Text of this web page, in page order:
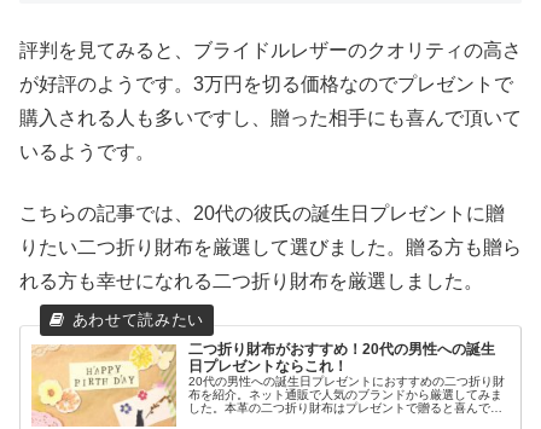
評判を見てみると、ブライドルレザーのクオリティの高さ
が好評のようです。3万円を切る価格なのでプレゼントで
購入される人も多いですし、贈った相手にも喜んで頂いて
いるようです。
こちらの記事では、20代の彼氏の誕生日プレゼントに贈
りたい二つ折り財布を厳選して選びました。贈る方も贈ら
れる方も幸せになれる二つ折り財布を厳選しました。
二つ折り財布がおすすめ！20代の男性への誕生
日プレゼントならこれ！
20代の男性への誕生日プレゼントにおすすめの二つ折り財
布を紹介。ネット通販で人気のブランドから厳選してみま
した。本革の二つ折り財布はプレゼントで贈ると喜んで貰